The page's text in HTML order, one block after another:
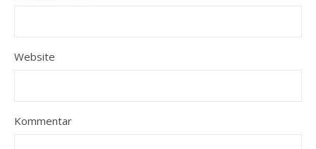
Website
Kommentar